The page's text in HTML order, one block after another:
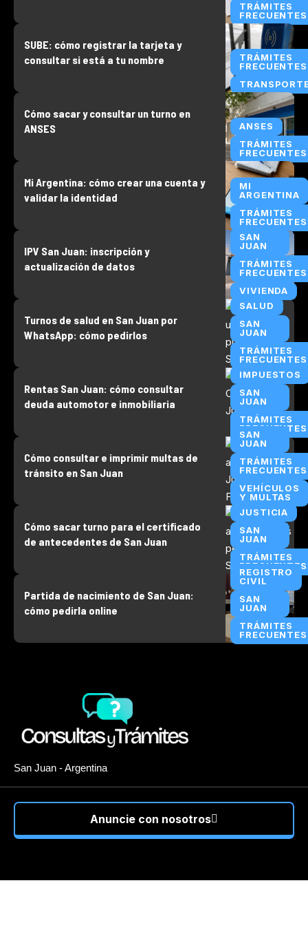
TRÁMITES
FRECUENTES
TRÁMITES
FRECUENTES
SUBE: cómo registrar la tarjeta y
consultar si está a tu nombre
ANSES
TRÁMITES
FRECUENTES
Cómo sacar y consultar un turno en
ANSES
MI
ARGENTINA
TRÁMITES
FRECUENTES
Mi Argentina: cómo crear una cuenta y
validar la identidad
SAN
JUAN
TRÁMITES
FRECUENTES
VIVIENDA
IPV San Juan: inscripción y
actualización de datos
SALUD
SAN
JUAN
TRÁMITES
FRECUENTES
Turnos de salud en San Juan por
WhatsApp: cómo pedirlos
IMPUESTOS
SAN
JUAN
TRÁMITES
FRECUENTES
Rentas San Juan: cómo consultar
deuda automotor e inmobiliaria
SAN
JUAN
TRÁMITES
FRECUENTES
VEHÍCULOS
Y MULTAS
Cómo consultar e imprimir multas de
tránsito en San Juan
JUSTICIA
SAN
JUAN
TRÁMITES
FRECUENTES
Cómo sacar turno para el certificado
de antecedentes de San Juan
REGISTRO
CIVIL
SAN
JUAN
TRÁMITES
FRECUENTES
Partida de nacimiento de San Juan:
cómo pedirla online
San Juan - Argentina
Anuncie con nosotros